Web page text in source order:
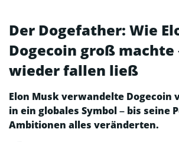
Der Dogefather: Wie
Dogecoin groß machte
wieder fallen ließ
Elon Musk verwandelte Dogecoin
in ein globales Symbol – bis seine
Ambitionen alles veränderten.